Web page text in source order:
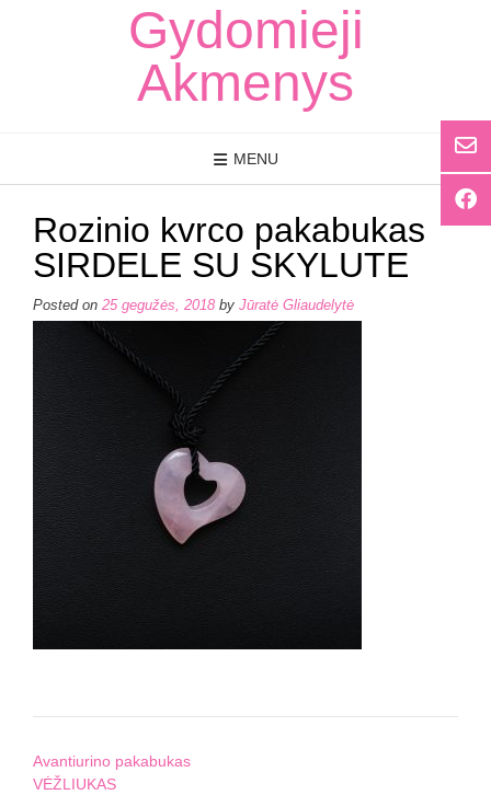
Gydomieji
Akmenys
MENU
Rozinio kvrco pakabukas
SIRDELE SU SKYLUTE
Posted on 25 gegužės, 2018 by Jūratė Gliaudelytė
Post
navigation
Avantiurino pakabukas
VĖŽLIUKAS